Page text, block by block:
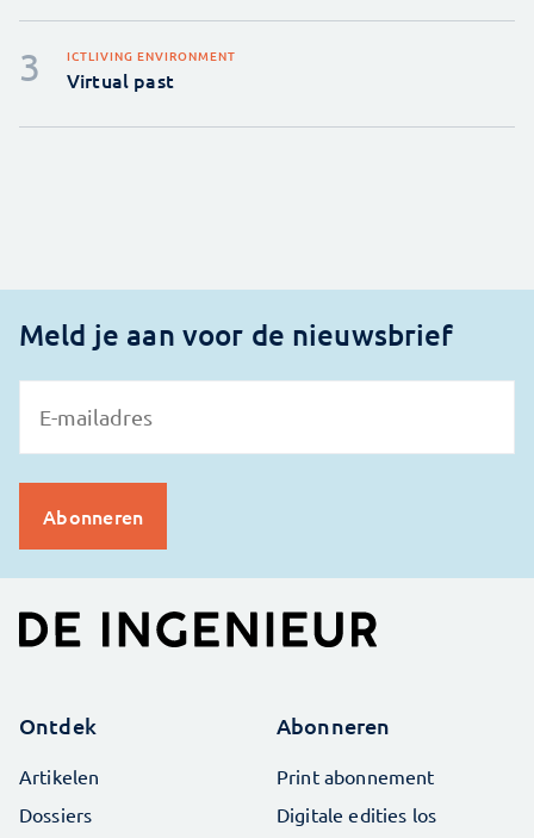
ICTLIVING ENVIRONMENT
Virtual past
Meld je aan voor de nieuwsbrief
Ontdek
Artikelen
Dossiers
Abonneren
Print abonnement
Digitale edities los